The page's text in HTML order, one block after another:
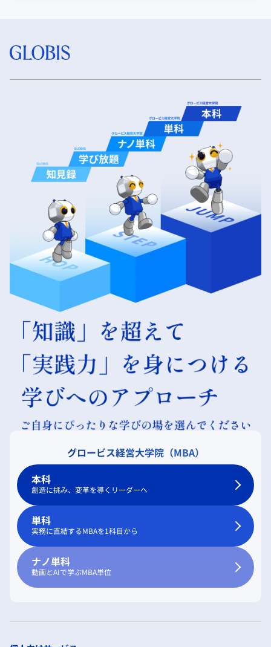
グロービス経営大学院（MBA）
本科
創造に挑み、変革を導くリーダーへ
単科
実務に直結するMBAを1科目から
ナノ単科
動画とAIで学ぶMBA単位